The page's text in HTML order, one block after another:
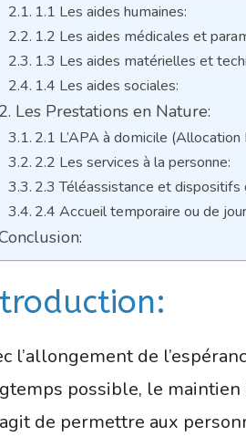
1.1 Les aides humaines:
1.2 Les aides médicales et
1.3 Les aides matérielles et
1.4 Les aides sociales:
2. Les Prestations en Nature:
2.1 L’APA à domicile
2.2 Les services à la personne:
2.3 Téléassistance et dispositifs
2.4 Accueil temporaire ou de
l’allongement de
possible, le
de permettre aux